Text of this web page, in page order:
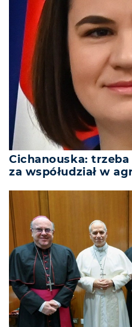
Cichanouska:
za współudział w